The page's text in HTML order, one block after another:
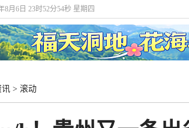
8月6日 23时52分55秒 星期四
讯 > 滚动